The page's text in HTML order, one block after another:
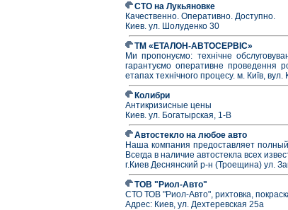
СТО на Лукьяновке
Качественно. Оперативно. Доступно.
Киев. ул. Шолуденко 30
ТМ «ЕТАЛОН-АВТОСЕРВІС»
Ми пропонуємо: технічне
гарантуємо оперативне проведення
етапах технічного процесу. м. Київ, вул.
Колибри
Антикризисные цены
Киев. ул. Богатырская, 1-В
Автостекло на любое авто
Наша компания предоставляет полный
Всегда в наличие автостекла всех
г.Киев Деснянский р-н (Троещина) ул.
ТОВ "Риол-Авто"
СТО ТОВ "Риол-Авто", рихтовка,
Адрес: Киев, ул. Дехтеревская 25а